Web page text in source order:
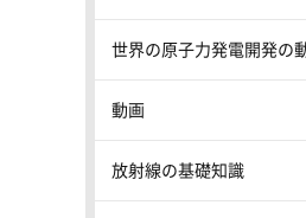
世界の原子力発電開発の
動画
放射線の基礎知識